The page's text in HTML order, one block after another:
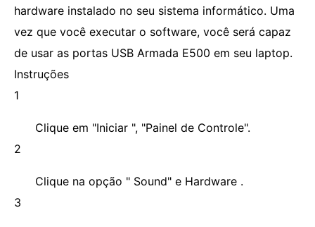
hardware instalado no seu sistema informático. Uma
vez que você executar o software, você será capaz
de usar as portas USB Armada E500 em seu laptop.
Instruções
1
Clique em "Iniciar ", "Painel de Controle".
2
Clique na opção " Sound" e Hardware .
3